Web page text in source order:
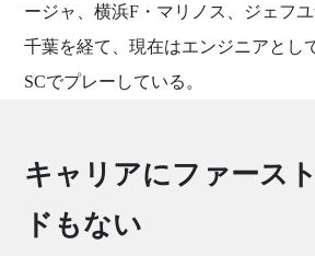
ージャ、横浜F・マリノス、ジェフ
千葉を経て、現在はエンジニアとし
SCでプレーしている。
キャリアにファース
ドもない